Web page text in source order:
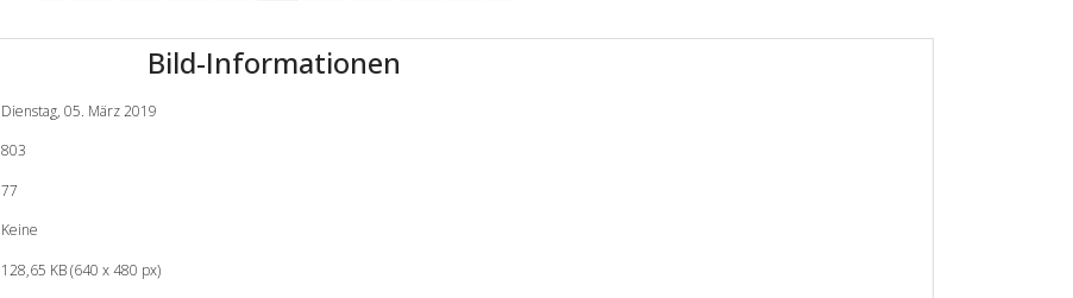
Bild-Informationen
Dienstag, 05. März 2019
803
77
Keine
128,65 KB (640 x 480 px)